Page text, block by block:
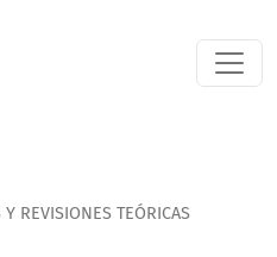
Y REVISIONES TEÓRICAS